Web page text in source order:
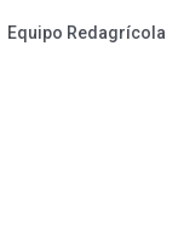
Equipo Redagrícola